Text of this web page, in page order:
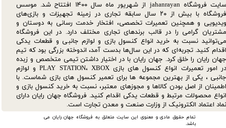
تمام حقوق مادی و معنوی این سایت متعلق به فروشگاه جهان رایان می
باشد.
سایت فروشگاه jahanrayan از شهریور ماه سال ۱۴۰۰ افتتاح شد. موسس
فروشگاه با بیش از ۲۰ سال سابقه تجاری در زمینه تجهیزات و بازی‌های
ویدیویی و همچنین تعمیرات تخصصی، افتخار خدمت رسانی به دوستان و
مشتریان گرامی را در قالب برندهای تجاری مختلف دارد. در این فروشگاه
می‌توانید نسبت به خرید انواع کنسول بازی و لوازم جانبی و قطعات یدکی‌
اقدام کنید. تجربه‌ای که در این سال‌ها بدست آمد، اندوخته بزرگی بود که تیم
جهان رایان را خلق کرد. جهان رایان با در اختیار داشتن تیمی متخصص و زبده
در امور تعمیرات انواع کنسول های بازی PLAY STATION، XBOX و لوازم
جانبی ، یکی از بهترین مجموعه ها برای تعمیر کنسول های بازی شماست. با
اطمینان از اصل بودن کالاها و مجوزهای معتبر، نسبت به خرید کنسول بازی و
انواع محصولات مرتبط و قطعات یدکی اقدام کنید. فروشگاه جهان رایان دارای
نماد اعتماد الکترونیک از وزارت صنعت و معدن تجارت است.